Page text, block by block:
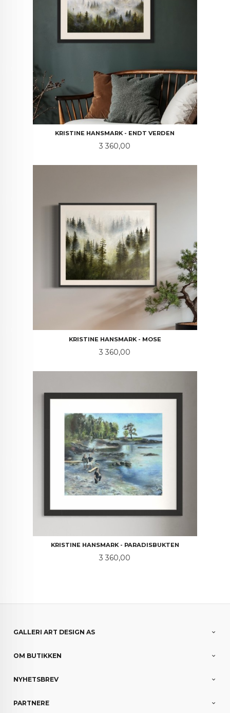
KRISTINE HANSMARK - ENDT VERDEN
Pris
3 360,00
KRISTINE HANSMARK - MOSE
Pris
3 360,00
KRISTINE HANSMARK - PARADISBUKTEN
Pris
3 360,00
GALLERI ART DESIGN AS
OM BUTIKKEN
NYHETSBREV
PARTNERE